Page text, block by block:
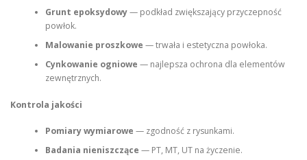
Grunt epoksydowy— podkład zwiększający przyczepność
powłok.
Malowanie proszkowe — trwała i estetyczna powłoka.
Cynkowanie ogniowe — najlepsza ochrona dla elementów
zewnętrznych.
Kontrola jakości
Pomiary wymiarowe — zgodność z rysunkami.
Badania nieniszczące — PT, MT, UT na życzenie.